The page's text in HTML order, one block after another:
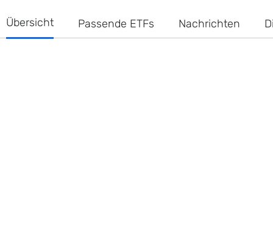
Übersicht Passende ETFs Nachrichten